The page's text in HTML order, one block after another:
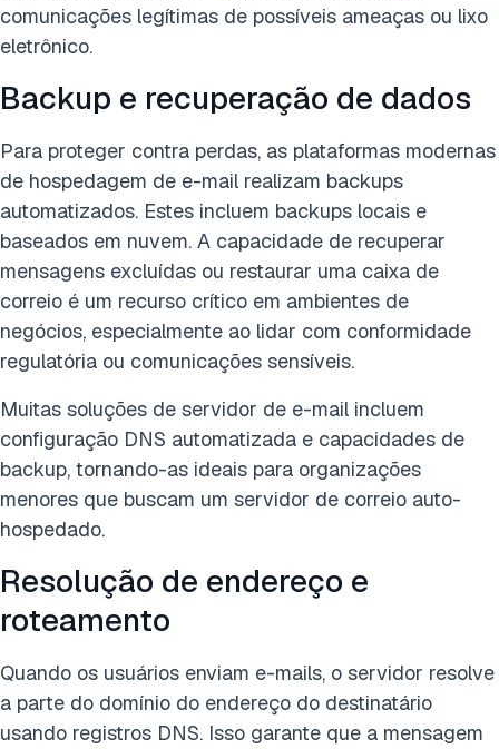
comunicações legítimas de possíveis ameaças ou lixo
eletrônico.
Backup e recuperação de dados
Para proteger contra perdas, as plataformas modernas
de hospedagem de e-mail realizam backups
automatizados. Estes incluem backups locais e
baseados em nuvem. A capacidade de recuperar
mensagens excluídas ou restaurar uma caixa de
correio é um recurso crítico em ambientes de
negócios, especialmente ao lidar com conformidade
regulatória ou comunicações sensíveis.
Muitas soluções de servidor de e-mail incluem
configuração DNS automatizada e capacidades de
backup, tornando-as ideais para organizações
menores que buscam um servidor de correio auto-
hospedado.
Resolução de endereço e
roteamento
Quando os usuários enviam e-mails, o servidor resolve
a parte do domínio do endereço do destinatário
usando registros DNS. Isso garante que a mensagem